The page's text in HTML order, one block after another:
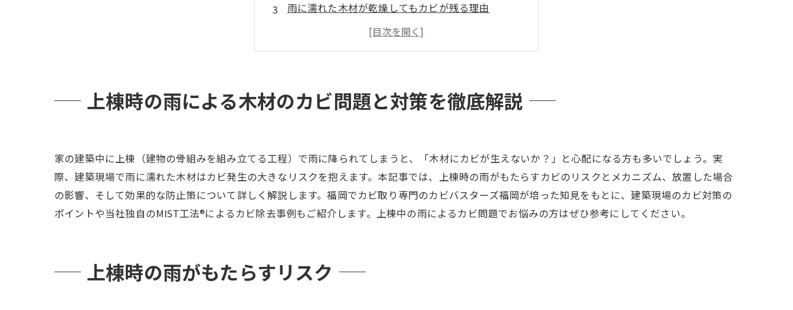
雨に濡れた木材が乾燥してもカビが残る理由
カビを放置するとどうなるのか？
上棟時の雨によるカビを防ぐ方法
まとめ：上棟時のカビ対策の重要性
上棟時の雨による木材のカビ問題と対策を徹底解説
家の建築中に上棟（建物の骨組みを組み立てる工程）で雨に降られてしまうと、「木材にカビが生えないか？」と心配になる方も多いでしょう。実
際、建築現場で雨に濡れた木材はカビ発生の大きなリスクを抱えます。本記事では、上棟時の雨がもたらすカビのリスクとメカニズム、放置した場合
の影響、そして効果的な防止策について詳しく解説します。福岡でカビ取り専門のカビバスターズ福岡が培った知見をもとに、建築現場のカビ対策の
ポイントや当社独自のMIST工法®によるカビ除去事例もご紹介します。上棟中の雨によるカビ問題でお悩みの方はぜひ参考にしてください。
上棟時の雨がもたらすリスク